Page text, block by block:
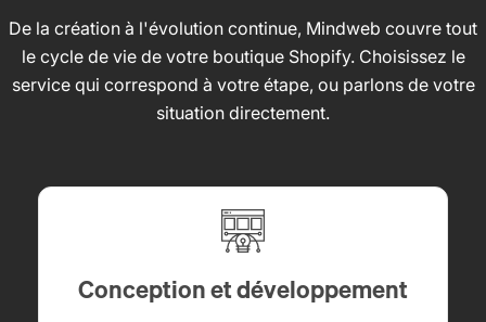
De la création à l'évolution continue, Mindweb couvre tout
le cycle de vie de votre boutique Shopify. Choisissez le
service qui correspond à votre étape, ou parlons de votre
situation directement.
Conception et développement